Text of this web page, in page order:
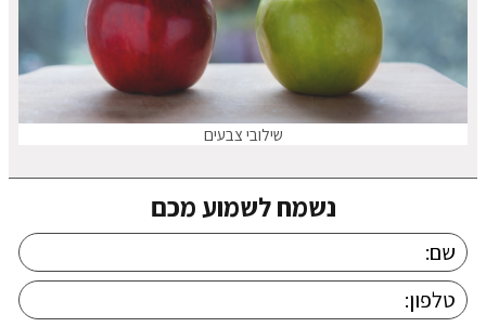
שילובי צבעים
נשמח לשמוע מכם